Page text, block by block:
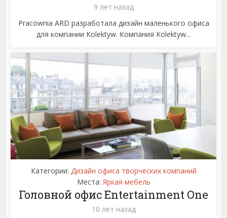
9 лет назад
Pracownia ARD разработала дизайн маленького офиса
для компании Kolektyw. Компания Kolektyw...
Категории: Дизайн офиса творческих компаний
Места: Яркая мебель
Головной офис Entertainment One
10 лет назад